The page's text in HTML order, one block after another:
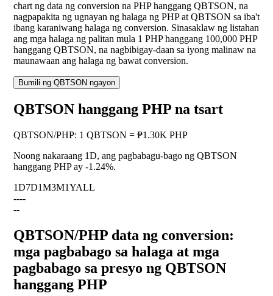
chart ng data ng conversion na PHP hanggang QBTSON, na
nagpapakita ng ugnayan ng halaga ng PHP at QBTSON sa iba't
ibang karaniwang halaga ng conversion. Sinasaklaw ng listahan
ang mga halaga ng palitan mula 1 PHP hanggang 100,000 PHP
hanggang QBTSON, na nagbibigay-daan sa iyong malinaw na
maunawaan ang halaga ng bawat conversion.
Bumili ng QBTSON ngayon
QBTSON hanggang PHP na tsart
QBTSON/PHP: 1 QBTSON = ₱1.30K PHP
Noong nakaraang 1D, ang pagbabagu-bago ng QBTSON
hanggang PHP ay -1.24%.
1D7D1M3M1YALL
----
--
QBTSON/PHP data ng conversion:
mga pagbabago sa halaga at mga
pagbabago sa presyo ng QBTSON
hanggang PHP